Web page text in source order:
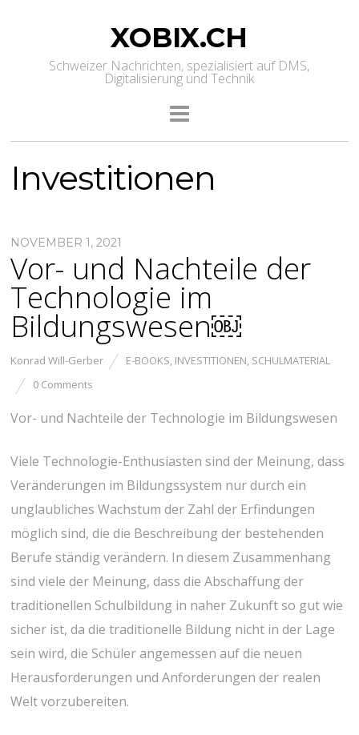
XOBIX.CH
Schweizer Nachrichten, spezialisiert auf DMS,
Digitalisierung und Technik
Investitionen
NOVEMBER 1, 2021
Vor- und Nachteile der
Technologie im
Bildungswesen￼
Konrad Will-Gerber E-BOOKS, INVESTITIONEN, SCHULMATERIAL
0 Comments
Vor- und Nachteile der Technologie im Bildungswesen
Viele Technologie-Enthusiasten sind der Meinung, dass
Veränderungen im Bildungssystem nur durch ein
unglaubliches Wachstum der Zahl der Erfindungen
möglich sind, die die Beschreibung der bestehenden
Berufe ständig verändern. In diesem Zusammenhang
sind viele der Meinung, dass die Abschaffung der
traditionellen Schulbildung in naher Zukunft so gut wie
sicher ist, da die traditionelle Bildung nicht in der Lage
sein wird, die Schüler angemessen auf die neuen
Herausforderungen und Anforderungen der realen
Welt vorzubereiten.